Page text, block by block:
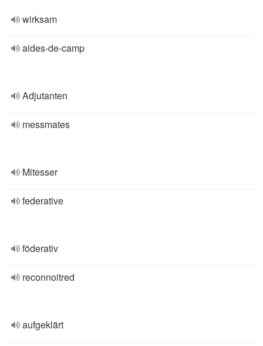
wirksam
aides-de-camp
Adjutanten
messmates
Mitesser
federative
föderativ
reconnoitred
aufgeklärt